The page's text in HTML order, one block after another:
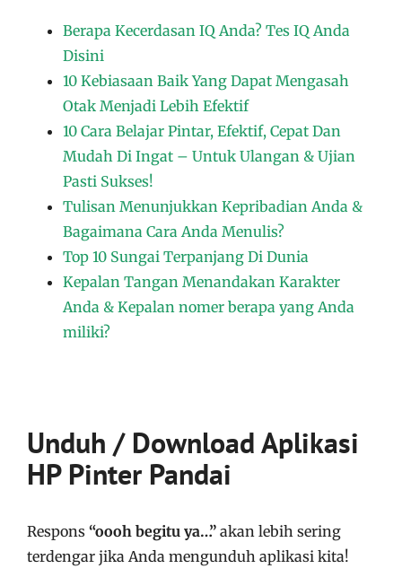
Berapa Kecerdasan IQ Anda? Tes IQ Anda
Disini
10 Kebiasaan Baik Yang Dapat Mengasah
Otak Menjadi Lebih Efektif
10 Cara Belajar Pintar, Efektif, Cepat Dan
Mudah Di Ingat – Untuk Ulangan & Ujian
Pasti Sukses!
Tulisan Menunjukkan Kepribadian Anda &
Bagaimana Cara Anda Menulis?
Top 10 Sungai Terpanjang Di Dunia
Kepalan Tangan Menandakan Karakter
Anda & Kepalan nomer berapa yang Anda
miliki?
Unduh / Download Aplikasi
HP Pinter Pandai
Respons “oooh begitu ya…” akan lebih sering
terdengar jika Anda mengunduh aplikasi kita!